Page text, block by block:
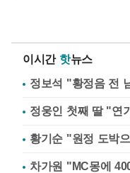
이시간 핫뉴스
정보석 "황정음 전
정웅인 첫째 딸 "연
황기순 "원정 도박